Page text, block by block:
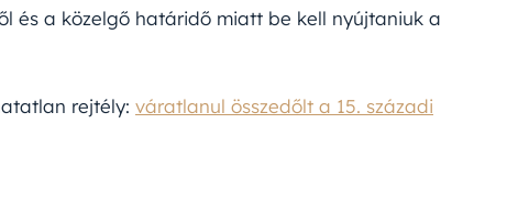
és a közelgő határidő miatt be kell nyújtaniuk a
rejtély: váratlanul összedőlt a 15. századi